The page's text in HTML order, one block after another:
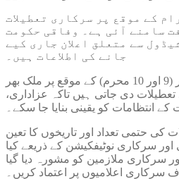
کے موقع پر سرکاری تعطیلات
سامنے آئی ہے۔ وفاقی حکومت
سے متعلق اعلان جاری کیے
جانے کی اطلاعات ہیں۔
ذرائع کے مطابق یومِ عاشور (9 اور 10 محرم) کے موقع پر ملک بھر
دی جاتی ہیں تاکہ عزاداری،
انتظامات کو یقینی بنایا جا سکے۔
کی حتمی تعداد اور تاریخوں کا تعین
سرکاری نوٹیفکیشن کے ذریعے کیا
سرکاری ملازمین کو مشورہ دیا گیا
سرکاری اعلامیوں پر اعتماد کریں۔